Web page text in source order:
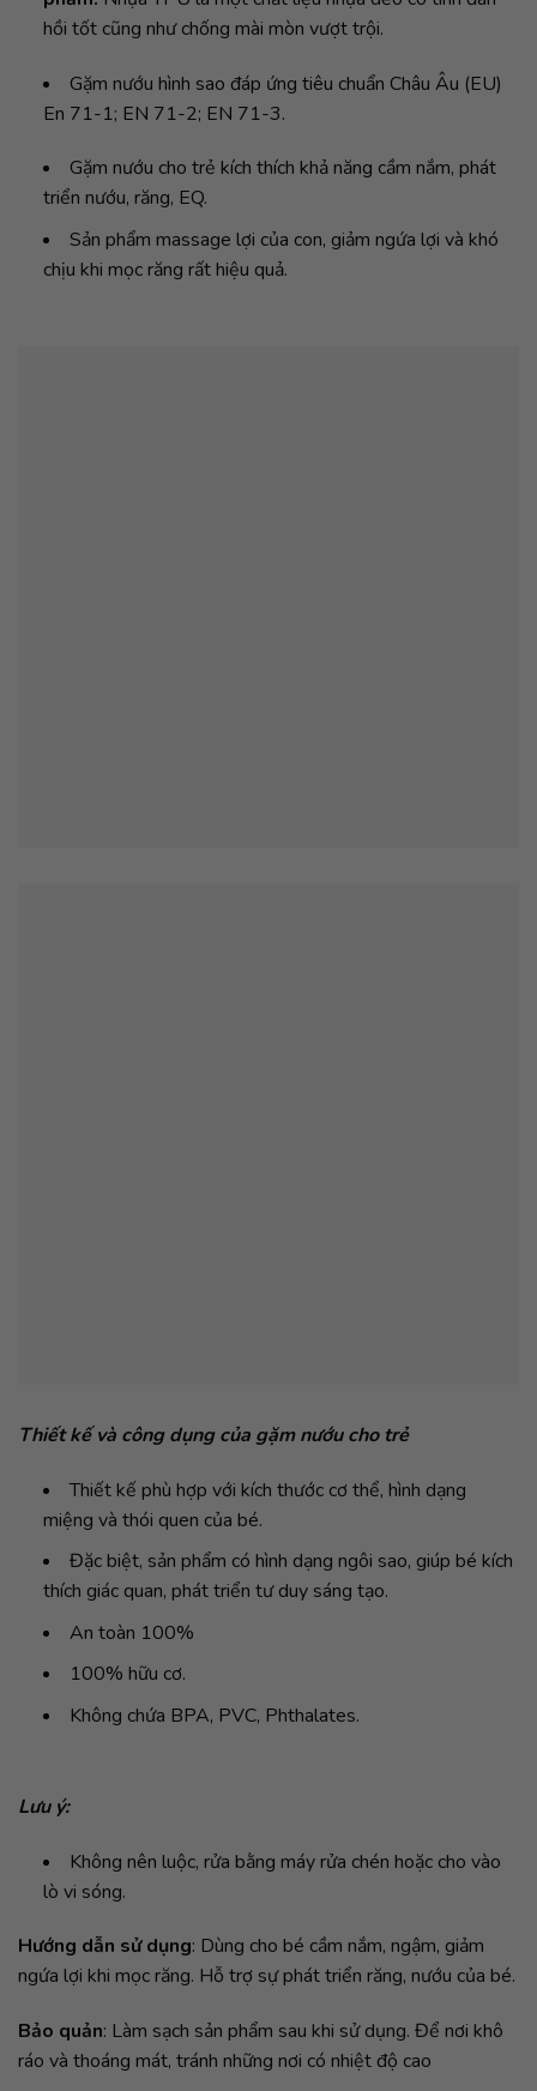
hồi tốt cũng như chống mài mòn vượt trội.
Gặm nướu hình sao đáp ứng tiêu chuẩn Châu Âu (EU)
En 71-1; EN 71-2; EN 71-3.
Gặm nướu cho trẻ kích thích khả năng cầm nắm, phát
triển nướu, răng, EQ.
Sản phẩm massage lợi của con, giảm ngứa lợi và khó
chịu khi mọc răng rất hiệu quả.
Thiết kế và công dụng của gặm nướu cho trẻ
Thiết kế phù hợp với kích thước cơ thể, hình dạng
miệng và thói quen của bé.
Đặc biệt, sản phẩm có hình dạng ngôi sao, giúp bé kích
thích giác quan, phát triển tư duy sáng tạo.
An toàn 100%
100% hữu cơ.
Không chứa BPA, PVC, Phthalates.
Lưu ý:
Không nên luộc, rửa bằng máy rửa chén hoặc cho vào
lò vi sóng.
Hướng dẫn sử dụng: Dùng cho bé cầm nắm, ngậm, giảm
ngứa lợi khi mọc răng. Hỗ trợ sự phát triển răng, nướu của bé.
Bảo quản: Làm sạch sản phẩm sau khi sử dụng. Để nơi khô
ráo và thoáng mát, tránh những nơi có nhiệt độ cao